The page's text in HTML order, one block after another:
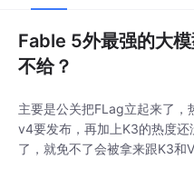
Fable 5外最强的大
不给？
主要是公关把FLag立起来了
v4要发布，再加上K3的热度
了，就免不了会被拿来跟K3和